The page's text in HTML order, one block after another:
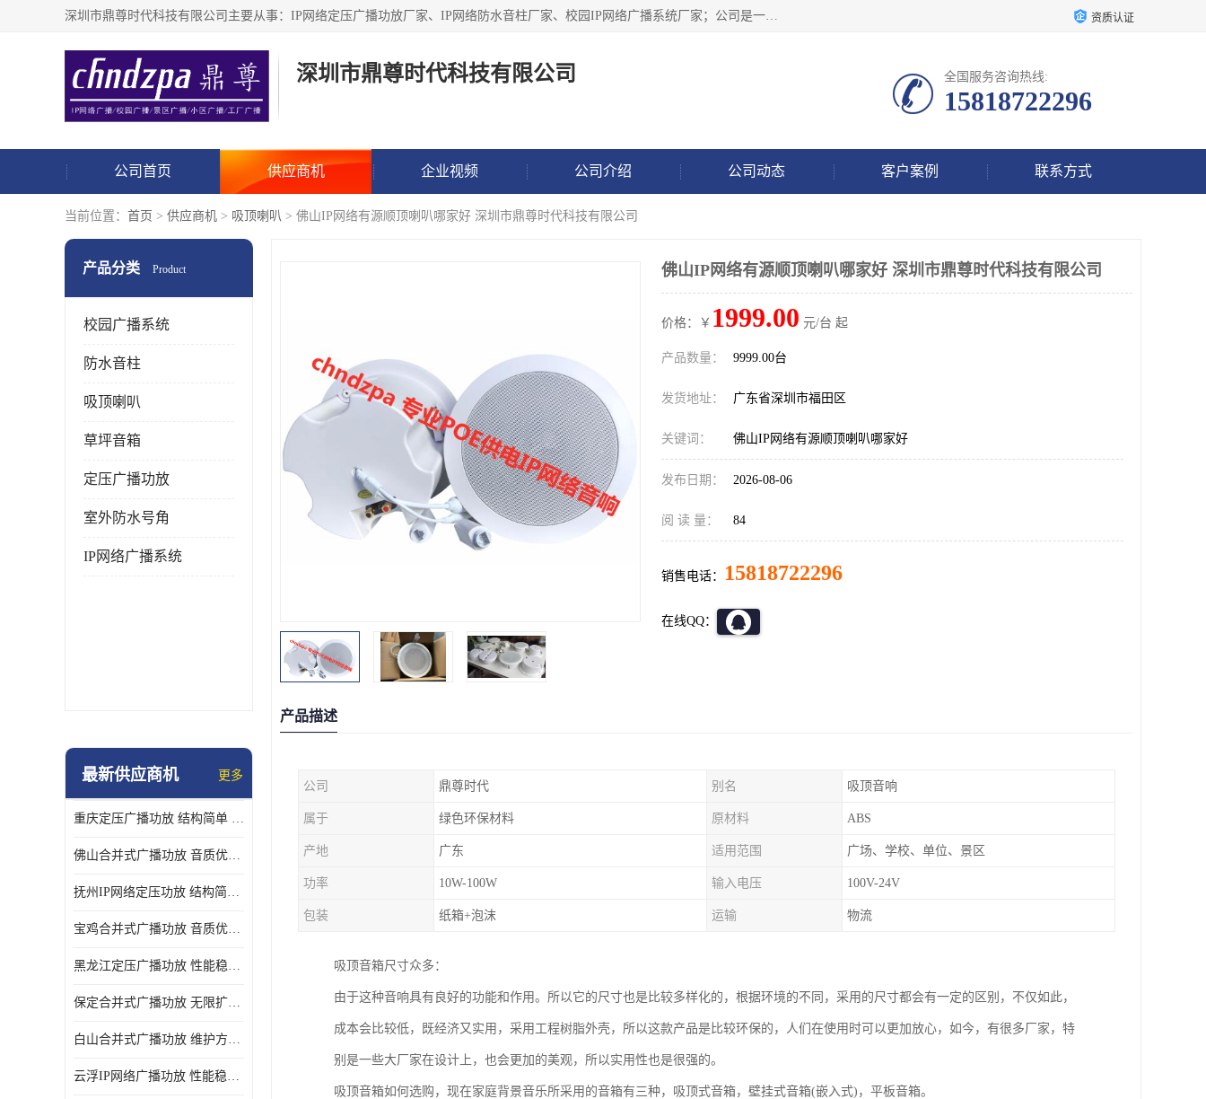
深圳市鼎尊时代科技有限公司主要从事：IP网络定压广播功放厂家、IP网络防水音柱厂家、校园IP网络广播系统厂家；公司是一家集研发、生产、销售公共广播器材于一体的现代电子科技企业。公司成立多年来，本着“自主研发技术、开拓稳定的产品”的宗旨，集多年的行业经验，引航广播行业的迅猛发展，使产品能够适应时代技术发展的需要。 资质认证
深圳市鼎尊时代科技有限公司 全国服务咨询热线:
15818722296
公司首页 供应商机 企业视频 公司介绍 公司动态 客户案例 联系方式
当前位置： 首页 > 供应商机 > 吸顶喇叭 > 佛山IP网络有源顺顶喇叭哪家好 深圳市鼎尊时代科技有限公司
产品分类 Product
校园广播系统
防水音柱
吸顶喇叭
草坪音箱
定压广播功放
室外防水号角
IP网络广播系统
最新供应商机 更多
重庆定压广播功放 结构简单 传输距离远
佛山合并式广播功放 音质优美清晰 输出电压大 电流小
抚州IP网络定压功放 结构简单 多应用于公共场合
宝鸡合并式广播功放 音质优美清晰 维护方便
黑龙江定压广播功放 性能稳定 无限扩容
保定合并式广播功放 无限扩容 设计结构简单
白山合并式广播功放 维护方便 多应用于公共场合
云浮IP网络广播功放 性能稳定 设计结构简单
佛山IP网络有源顺顶喇叭哪家好 深圳市鼎尊时代科技有限公司
价格：￥ 1999.00 元/台 起
产品数量： 9999.00台
发货地址： 广东省深圳市福田区
关键词： 佛山IP网络有源顺顶喇叭哪家好
发布日期： 2026-08-06
阅 读 量： 84
销售电话： 15818722296
在线QQ：
产品描述
公司 鼎尊时代 别名 吸顶音响
属于 绿色环保材料 原材料 ABS
产地 广东 适用范围 广场、学校、单位、景区
功率 10W-100W 输入电压 100V-24V
包装 纸箱+泡沫 运输 物流
吸顶音箱尺寸众多：
由于这种音响具有良好的功能和作用。所以它的尺寸也是比较多样化的，根据环境的不同，采用的尺寸都会有一定的区别，不仅如此，
成本会比较低，既经济又实用，采用工程树脂外壳，所以这款产品是比较环保的，人们在使用时可以更加放心，如今，有很多厂家，特
别是一些大厂家在设计上，也会更加的美观，所以实用性也是很强的。
吸顶音箱如何选购，现在家庭背景音乐所采用的音箱有三种，吸顶式音箱，壁挂式音箱(嵌入式)，平板音箱。